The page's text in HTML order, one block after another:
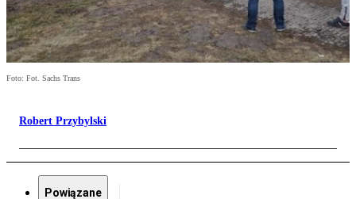
Foto: Fot. Sachs Trans
Robert Przybylski
Powiązane